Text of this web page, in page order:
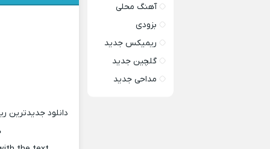
دانلود
آهنگ محلی
بزودی
ریمیکس جدید
گلچین جدید
مداحی جدید